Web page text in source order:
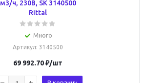
м3/ч, 230В, SK 3140500
Rittal
Много
Артикул: 3140500
69 992.70₽/шт